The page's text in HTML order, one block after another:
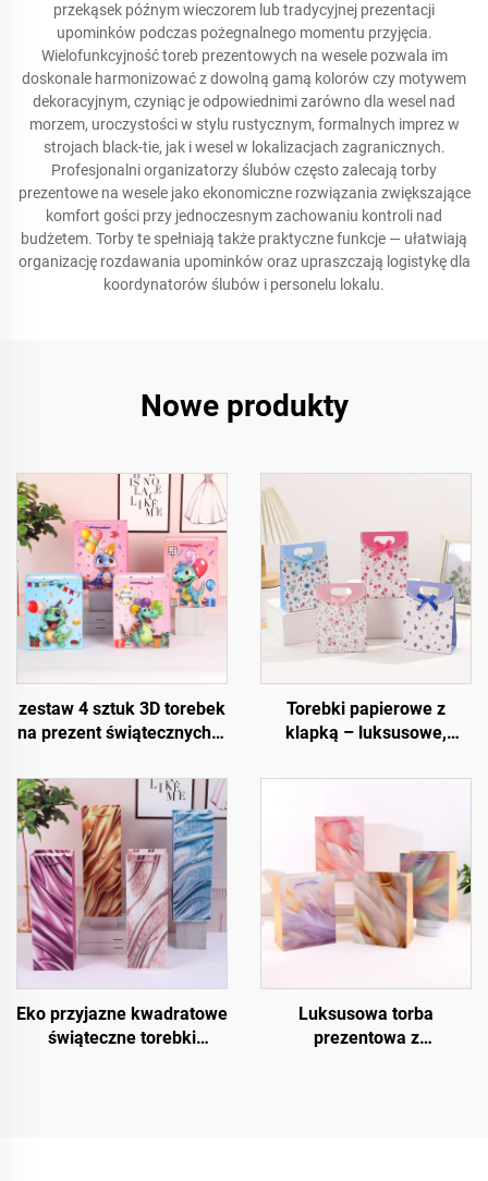
przekąsek późnym wieczorem lub tradycyjnej prezentacji
upominków podczas pożegnalnego momentu przyjęcia.
Wielofunkcyjność toreb prezentowych na wesele pozwala im
doskonale harmonizować z dowolną gamą kolorów czy motywem
dekoracyjnym, czyniąc je odpowiednimi zarówno dla wesel nad
morzem, uroczystości w stylu rustycznym, formalnych imprez w
strojach black-tie, jak i wesel w lokalizacjach zagranicznych.
Profesjonalni organizatorzy ślubów często zalecają torby
prezentowe na wesele jako ekonomiczne rozwiązania zwiększające
komfort gości przy jednoczesnym zachowaniu kontroli nad
budżetem. Torby te spełniają także praktyczne funkcje — ułatwiają
organizację rozdawania upominków oraz upraszczają logistykę dla
koordynatorów ślubów i personelu lokalu.
Nowe produkty
zestaw 4 sztuk 3D torebek
na prezent świątecznych –
opakowania świąteczne
do sprzedaży detalicznej i
prezentów
Torebki papierowe z
klapką – luksusowe,
pełni konfigurowalne
Eko przyjazne kwadratowe
świąteczne torebki
Luksusowa torba
prezentowa z